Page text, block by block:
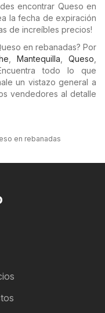
encontrar Queso en
la fecha de expiración
de increíbles precios!
en rebanadas? Por
Mantequilla Queso
todo lo que
un vistazo general a
vendedores al detalle
en rebanadas